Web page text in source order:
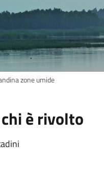
zone umide
è rivolto